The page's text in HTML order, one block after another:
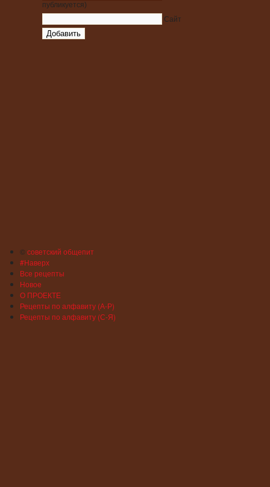
публикуется)
Сайт
©советский общепит
#Наверх
Все рецепты
Новое
О ПРОЕКТЕ
Рецепты по алфавиту (А-Р)
Рецепты по алфавиту (С-Я)